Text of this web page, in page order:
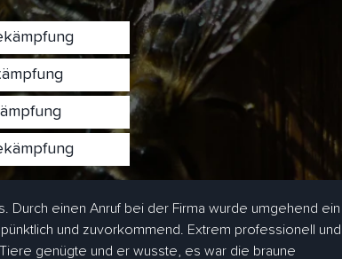
Durch einen Anruf bei der Firma wurde umgehend ein
und zuvorkommend. Extrem professionell
genügte und er wusste, es war die braune